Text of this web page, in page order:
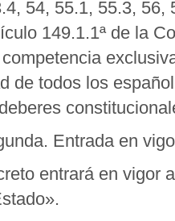
54, 55.1, 55.3,
149.1.1ª de la
de todos los
Entrada en
entrará en vigor